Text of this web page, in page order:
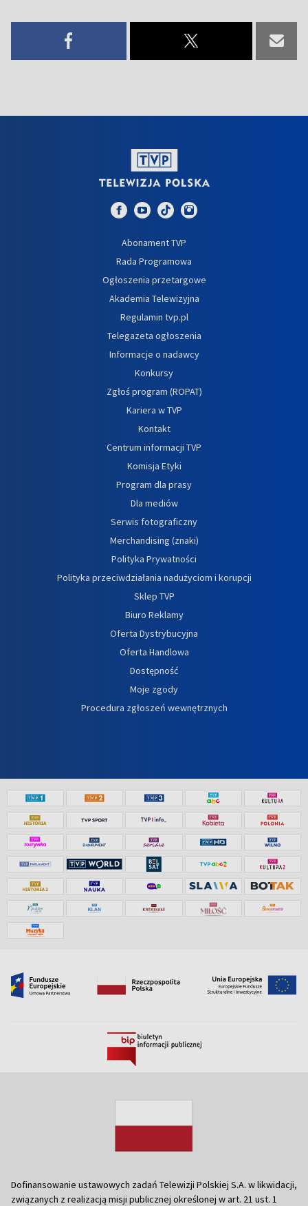
Abonament TVP
Rada Programowa
Ogłoszenia przetargowe
Akademia Telewizyjna
Regulamin tvp.pl
Telegazeta ogłoszenia
Informacje o nadawcy
Konkursy
Zgłoś program (ROPAT)
Kariera w TVP
Kontakt
Centrum informacji TVP
Komisja Etyki
Program dla prasy
Dla mediów
Serwis fotograficzny
Merchandising (znaki)
Polityka Prywatności
Polityka przeciwdziałania nadużyciom i korupcji
Sklep TVP
Biuro Reklamy
Oferta Dystrybucyjna
Oferta Handlowa
Dostępność
Moje zgody
Procedura zgłoszeń wewnętrznych
Dofinansowanie ustawowych zadań Telewizji Polskiej S.A. w likwidacji,
związanych z realizacją misji publicznej określonej w art. 21 ust. 1